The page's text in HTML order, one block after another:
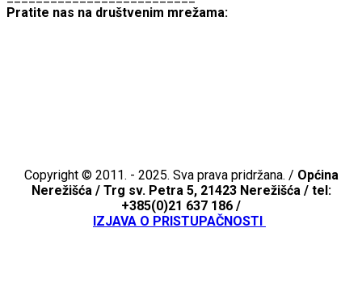
Pratite nas na društvenim mrežama:
Copyright © 2011. - 2025. Sva prava pridržana. / Općina
Nerežišća /Trg sv. Petra 5, 21423 Nerežišća / tel:
+385(0)21 637 186 /
IZJAVA O PRISTUPAČNOSTI